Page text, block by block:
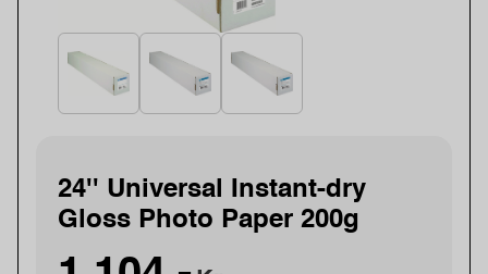
24'' Universal Instant-dry
Gloss Photo Paper 200g